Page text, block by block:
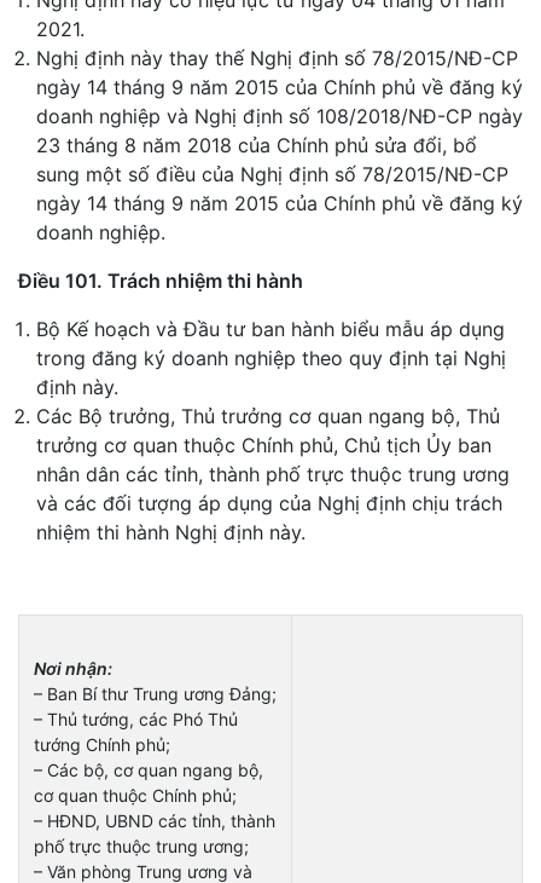
2021.
Nghị định này thay thế Nghị định số 78/2015/NĐ-CP
ngày 14 tháng 9 năm 2015 của Chính phủ về đăng ký
doanh nghiệp và Nghị định số 108/2018/NĐ-CP ngày
23 tháng 8 năm 2018 của Chính phủ sửa đổi, bổ
sung một số điều của Nghị định số 78/2015/NĐ-CP
ngày 14 tháng 9 năm 2015 của Chính phủ về đăng ký
doanh nghiệp.
Điều 101. Trách nhiệm thi hành
Bộ Kế hoạch và Đầu tư ban hành biểu mẫu áp dụng
trong đăng ký doanh nghiệp theo quy định tại Nghị
định này.
Các Bộ trưởng, Thủ trưởng cơ quan ngang bộ, Thủ
trưởng cơ quan thuộc Chính phủ, Chủ tịch Ủy ban
nhân dân các tỉnh, thành phố trực thuộc trung ương
và các đối tượng áp dụng của Nghị định chịu trách
nhiệm thi hành Nghị định này.
Nơi nhận:
– Ban Bí thư Trung ương Đảng;
– Thủ tướng, các Phó Thủ
tướng Chính phủ;
– Các bộ, cơ quan ngang bộ,
cơ quan thuộc Chính phủ;
– HĐND, UBND các tỉnh, thành
phố trực thuộc trung ương;
– Văn phòng Trung ương và